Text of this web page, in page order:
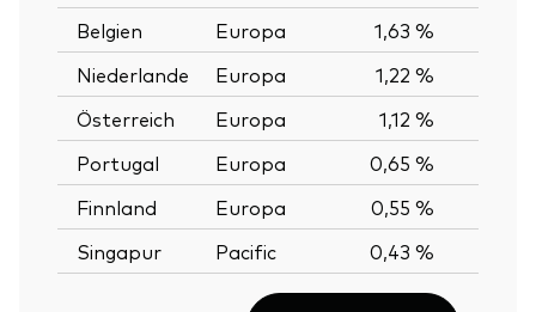
Belgien
Europa
1,63 %
Niederlande
Europa
1,22 %
Österreich
Europa
1,12 %
Portugal
Europa
0,65 %
Finnland
Europa
0,55 %
Singapur
Pacific 0,43 %